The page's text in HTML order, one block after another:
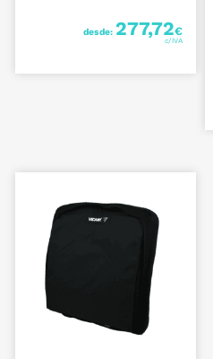
desde: 277,72€